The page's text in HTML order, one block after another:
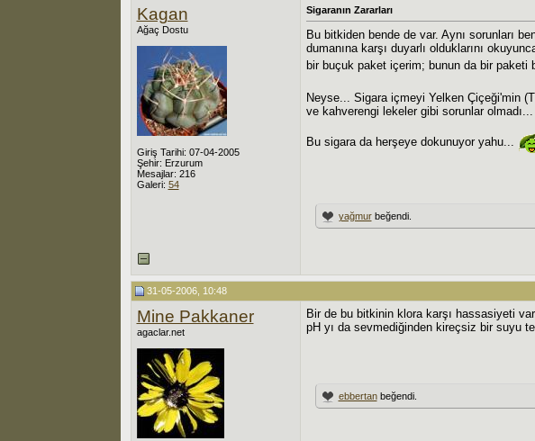
Kagan
Ağaç Dostu
Giriş Tarihi: 07-04-2005
Şehir: Erzurum
Mesajlar: 216
Galeri: 54
Sigaranın Zararları
Bu bitkiden bende de var. Aynı sorunları
dumanına karşı duyarlı olduklarını
bir buçuk paket içerim; bunun da bir
Neyse... Sigara içmeyi Yelken Çiçeği'min
ve kahverengi lekeler gibi sorunlar olmadı...
Bu sigara da herşeye dokunuyor yahu...
yağmurbeğendi.
31-05-2006, 10:48
Mine Pakkaner
agaclar.net
Bir de bu bitkinin klora karşı hassasiyeti
pH yı da sevmediğinden kireçsiz bir suyu
ebbertanbeğendi.